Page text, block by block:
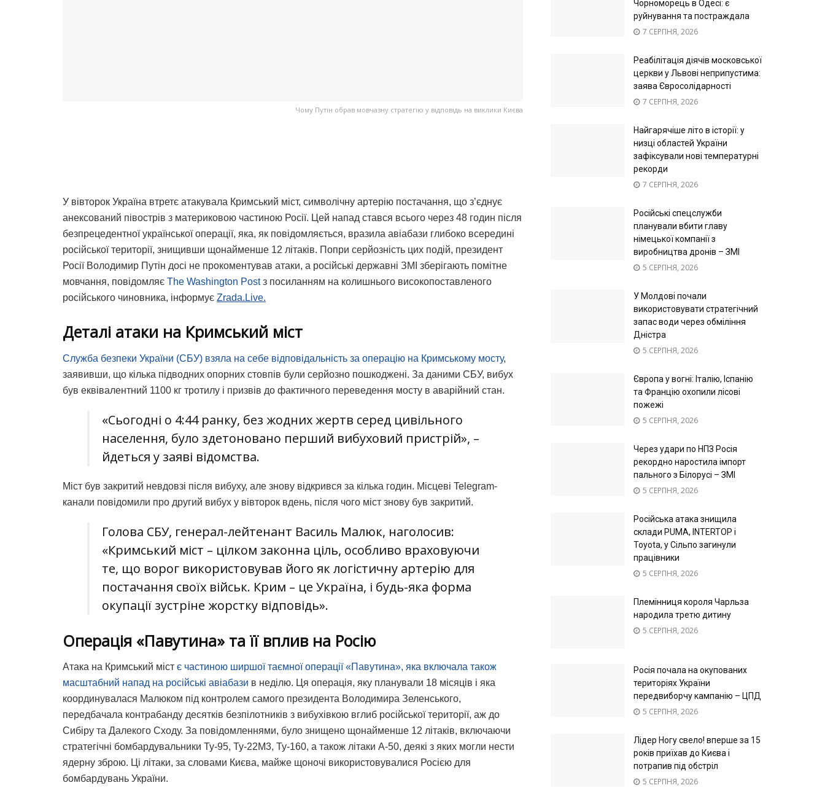
Чому Путін обрав мовчазну стратегію у відповідь на виклики Києва
У вівторок Україна втретє атакувала Кримський міст, символічну артерію постачання, що з’єднує
анексований півострів з материковою частиною Росії. Цей напад стався всього через 48 годин після
безпрецедентної української операції, яка, як повідомляється, вразила авіабази глибоко всередині
російської території, знищивши щонайменше 12 літаків. Попри серйозність цих подій, президент
Росії Володимир Путін досі не прокоментував атаки, а російські державні ЗМІ зберігають помітне
мовчання, повідомляє The Washington Postз посиланням на колишнього високопоставленого
російського чиновника, інформує Zrada.Live.
Деталі атаки на Кримський міст
Служба безпеки України (СБУ) взяла на себе відповідальність за операцію на Кримському мосту,
заявивши, що кілька підводних опорних стовпів були серйозно пошкоджені. За даними СБУ, вибух
був еквівалентний 1100 кг тротилу і призвів до фактичного переведення мосту в аварійний стан.
«Сьогодні о 4:44 ранку, без жодних жертв серед цивільного
населення, було здетоновано перший вибуховий пристрій», –
йдеться у заяві відомства.
Міст був закритий невдовзі після вибуху, але знову відкрився за кілька годин. Місцеві Telegram-
канали повідомили про другий вибух у вівторок вдень, після чого міст знову був закритий.
Голова СБУ, генерал-лейтенант Василь Малюк, наголосив:
«Кримський міст – цілком законна ціль, особливо враховуючи
те, що ворог використовував його як логістичну артерію для
постачання своїх військ. Крим – це Україна, і будь-яка форма
окупації зустріне жорстку відповідь».
Операція «Павутина» та її вплив на Росію
Атака на Кримський міст є частиною ширшої таємної операції «Павутина», яка включала також
масштабний напад на російські авіабази в неділю. Ця операція, яку планували 18 місяців і яка
координувалася Малюком під контролем самого президента Володимира Зеленського,
передбачала контрабанду десятків безпілотників з вибухівкою вглиб російської території, аж до
Сибіру та Далекого Сходу. За повідомленнями, було знищено щонайменше 12 літаків, включаючи
стратегічні бомбардувальники Ту-95, Ту-22М3, Ту-160, а також літаки А-50, деякі з яких могли нести
ядерну зброю. Ці літаки, за словами Києва, майже щоночі використовувалися Росією для
бомбардувань України.
Чорноморець в Одесі: є
руйнування та постраждала
7 СЕРПНЯ, 2026
Реабілітація діячів московської
церкви у Львові неприпустима:
заява Євросолідарності
7 СЕРПНЯ, 2026
Найгарячіше літо в історії: у
низці областей України
зафіксували нові температурні
рекорди
7 СЕРПНЯ, 2026
Російські спецслужби
планували вбити главу
німецької компанії з
виробництва дронів – ЗМІ
5 СЕРПНЯ, 2026
У Молдові почали
використовувати стратегічний
запас води через обміління
Дністра
5 СЕРПНЯ, 2026
Європа у вогні: Італію, Іспанію
та Францію охопили лісові
пожежі
5 СЕРПНЯ, 2026
Через удари по НПЗ Росія
рекордно наростила імпорт
пального з Білорусі – ЗМІ
5 СЕРПНЯ, 2026
Російська атака знищила
склади PUMA, INTERTOP і
Toyota, у Сільпо загинули
працівники
5 СЕРПНЯ, 2026
Племінниця короля Чарльза
народила третю дитину
5 СЕРПНЯ, 2026
Росія почала на окупованих
територіях України
передвиборчу кампанію – ЦПД
5 СЕРПНЯ, 2026
Лідер Ногу свело! вперше за 15
років приїхав до Києва і
потрапив під обстріл
5 СЕРПНЯ, 2026